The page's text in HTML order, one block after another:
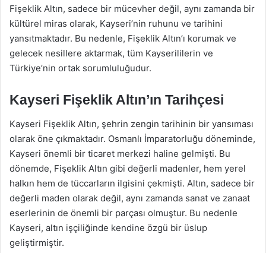
Fişeklik Altın, sadece bir mücevher değil, aynı zamanda bir
kültürel miras olarak, Kayseri’nin ruhunu ve tarihini
yansıtmaktadır. Bu nedenle, Fişeklik Altın’ı korumak ve
gelecek nesillere aktarmak, tüm Kayserililerin ve
Türkiye’nin ortak sorumluluğudur.
Kayseri Fişeklik Altın’ın Tarihçesi
Kayseri Fişeklik Altın, şehrin zengin tarihinin bir yansıması
olarak öne çıkmaktadır. Osmanlı İmparatorluğu döneminde,
Kayseri önemli bir ticaret merkezi haline gelmişti. Bu
dönemde, Fişeklik Altın gibi değerli madenler, hem yerel
halkın hem de tüccarların ilgisini çekmişti. Altın, sadece bir
değerli maden olarak değil, aynı zamanda sanat ve zanaat
eserlerinin de önemli bir parçası olmuştur. Bu nedenle
Kayseri, altın işçiliğinde kendine özgü bir üslup
geliştirmiştir.